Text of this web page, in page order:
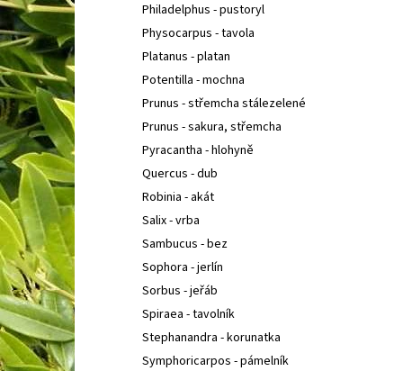
Philadelphus - pustoryl
Physocarpus - tavola
Platanus - platan
Potentilla - mochna
Prunus - střemcha stálezelené
Prunus - sakura, střemcha
Pyracantha - hlohyně
Quercus - dub
Robinia - akát
Salix - vrba
Sambucus - bez
Sophora - jerlín
Sorbus - jeřáb
Spiraea - tavolník
Stephanandra - korunatka
Symphoricarpos - pámelník